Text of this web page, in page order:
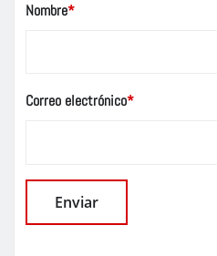
Nombre*
Correo electrónico*